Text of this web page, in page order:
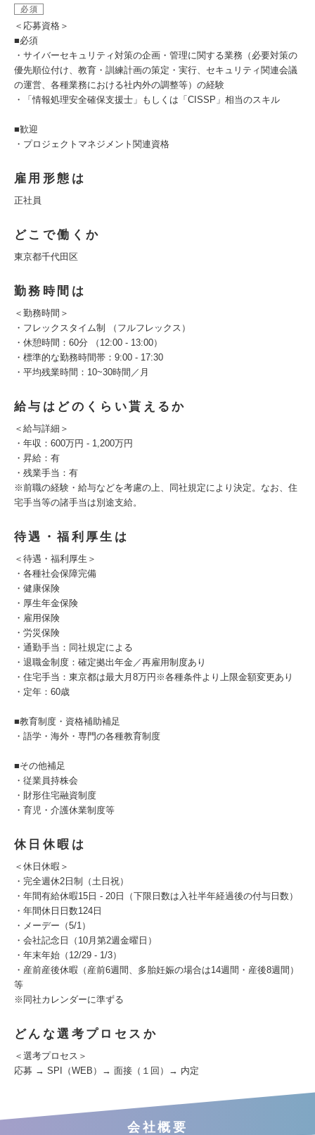
必須
＜応募資格＞
■必須
・サイバーセキュリティ対策の企画・管理に関する業務（必要対策の
優先順位付け、教育・訓練計画の策定・実行、セキュリティ関連会議
の運営、各種業務における社内外の調整等）の経験
・「情報処理安全確保支援士」もしくは「CISSP」相当のスキル
■歓迎
・プロジェクトマネジメント関連資格
雇用形態は
正社員
どこで働くか
東京都千代田区
勤務時間は
＜勤務時間＞
・フレックスタイム制 （フルフレックス）
・休憩時間：60分 （12:00 - 13:00）
・標準的な勤務時間帯：9:00 - 17:30
・平均残業時間：10~30時間／月
給与はどのくらい貰えるか
＜給与詳細＞
・年収：600万円 - 1,200万円
・昇給：有
・残業手当：有
※前職の経験・給与などを考慮の上、同社規定により決定。なお、住
宅手当等の諸手当は別途支給。
待遇・福利厚生は
＜待遇・福利厚生＞
・各種社会保障完備
・健康保険
・厚生年金保険
・雇用保険
・労災保険
・通勤手当：同社規定による
・退職金制度：確定拠出年金／再雇用制度あり
・住宅手当：東京都は最大月8万円※各種条件より上限金額変更あり
・定年：60歳
■教育制度・資格補助補足
・語学・海外・専門の各種教育制度
■その他補足
・従業員持株会
・財形住宅融資制度
・育児・介護休業制度等
休日休暇は
＜休日休暇＞
・完全週休2日制（土日祝）
・年間有給休暇15日 - 20日（下限日数は入社半年経過後の付与日数）
・年間休日日数124日
・メーデー（5/1）
・会社記念日（10月第2週金曜日）
・年末年始（12/29 - 1/3）
・産前産後休暇（産前6週間、多胎妊娠の場合は14週間・産後8週間）
等
※同社カレンダーに準ずる
どんな選考プロセスか
＜選考プロセス＞
応募 → SPI（WEB）→ 面接（１回）→ 内定
会社概要